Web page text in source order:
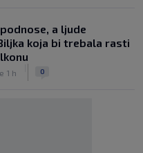
a ljude
koja bi trebala rasti
1 h 0